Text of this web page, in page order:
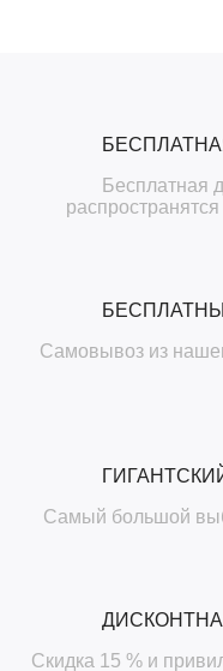
Бесплатная
Самовывоз из
Самый большой
Скидка 15 % и